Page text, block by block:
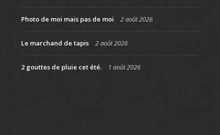
Photo de moi mais pas de moi 2 août 2026
Le marchand de tapis 2 août 2026
2 gouttes de pluie cet été. 1 août 2026